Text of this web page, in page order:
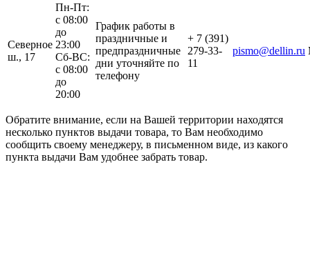
Северное
ш., 17
Пн-Пт:
с 08:00
до
23:00
Сб-ВС:
с 08:00
до
20:00
График работы в
праздничные и
предпраздничные
дни уточняйте по
телефону
+ 7 (391)
279-33-
11
pismo@dellin.ru
Обратите внимание, если на Вашей территории находятся
несколько пунктов выдачи товара, то Вам необходимо
сообщить своему менеджеру, в письменном виде, из какого
пункта выдачи Вам удобнее забрать товар.